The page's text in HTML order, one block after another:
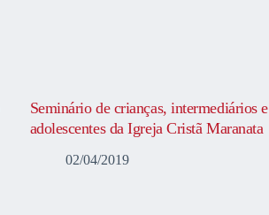
Seminário de crianças, intermediários e
adolescentes da Igreja Cristã Maranata
02/04/2019